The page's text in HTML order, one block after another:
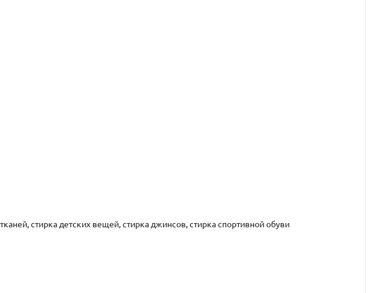
стирка детских вещей, стирка джинсов, стирка спортивной обуви